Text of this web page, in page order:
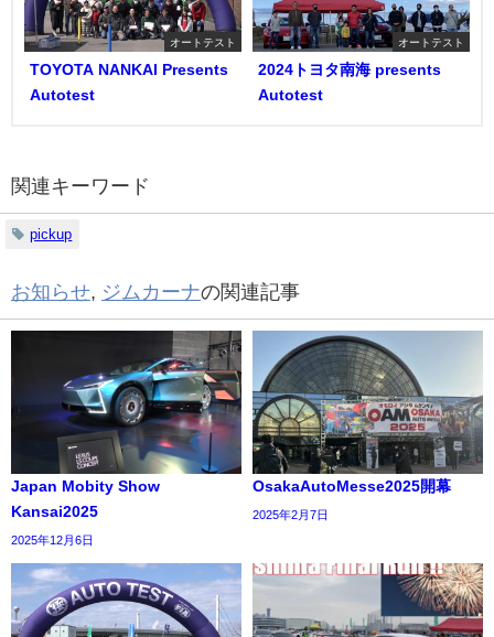
オートテスト
TOYOTA NANKAI Presents
Autotest
オートテスト
2024トヨタ南海 presents
Autotest
関連キーワード
pickup
お知らせ, ジムカーナの関連記事
Japan Mobity Show
Kansai2025
2025年12月6日
OsakaAutoMesse2025開幕
2025年2月7日